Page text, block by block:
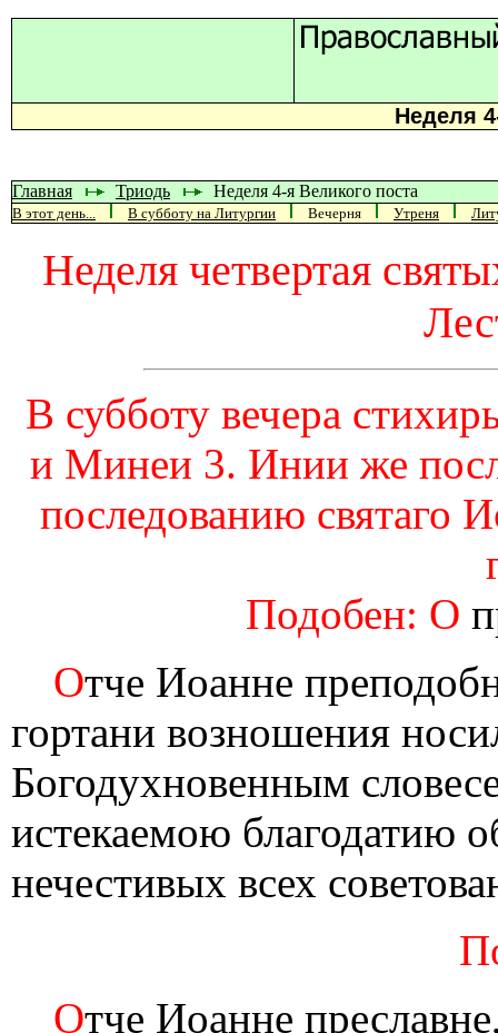
Неделя
Главная Триодь Неделя 4-я Великого поста
В этот день... В субботу на Литургии Вечерня Утреня
Неделя четвертая
В субботу вечера
и Минеи 3. Инии же
последованию святаго
Подобен: О
Отче Иоанне
гортани возношения
Богодухновенным
истекаемою благодатию
нечестивых всех
Отче Иоанне